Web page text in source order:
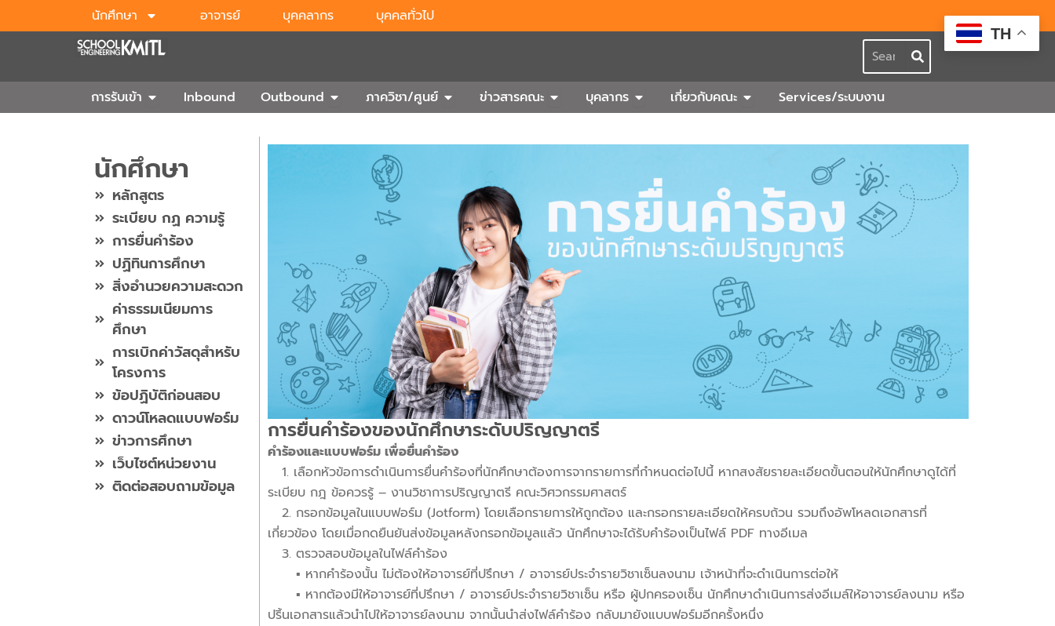
to
นักศึกษา อาจารย์ บุคคลากร บุคคลทั่วไป
Search
การรับเข้า Open การรับเข้า
Inbound Outbound Open Outbound
ภาควิชา/ศูนย์ Open ภาควิชา/ศูนย์
ข่าวสารคณะ Open ข่าวสารคณะ
บุคลากร Open บุคลากร
เกี่ยวกับคณะ Open เกี่ยวกับคณะ
Services/ระบบงาน
นักศึกษา
หลักสูตร
ระเบียบ กฏ ความรู้
การยื่นคำร้อง
ปฏิทินการศึกษา
สิ่งอำนวยความสะดวก
ค่าธรรมเนียมการ
ศึกษา
การเบิกค่าวัสดุสำหรับ
โครงการ
ข้อปฏิบัติก่อนสอบ
ดาวน์โหลดแบบฟอร์ม
ข่าวการศึกษา
เว็บไซต์หน่วยงาน
ติดต่อสอบถามข้อมูล
การยื่นคำร้องของนักศึกษาระดับปริญญาตรี
คำร้องและแบบฟอร์ม เพื่อยื่นคำร้อง
1. เลือกหัวข้อการดำเนินการยื่นคำร้องที่นักศึกษาต้องการจากรายการที่กำหนดต่อไปนี้ หากสงสัยรายละเอียดขั้นตอนให้นักศึกษาดูได้ที่
ระเบียบ กฎ ข้อควรรู้ – งานวิชาการปริญญาตรี คณะวิศวกรรมศาสตร์
2. กรอกข้อมูลในแบบฟอร์ม (Jotform) โดยเลือกรายการให้ถูกต้อง และกรอกรายละเอียดให้ครบถ้วน รวมถึงอัพโหลดเอกสารที่
เกี่ยวข้อง โดยเมื่อกดยืนยันส่งข้อมูลหลังกรอกข้อมูลแล้ว นักศึกษาจะได้รับคำร้องเป็นไฟล์ PDF ทางอีเมล
3. ตรวจสอบข้อมูลในไฟล์คำร้อง
▪︎ หากคำร้องนั้น ไม่ต้องให้อาจารย์ที่ปรึกษา / อาจารย์ประจำรายวิชาเซ็นลงนาม เจ้าหน้าที่จะดำเนินการต่อให้
▪︎ หากต้องมีให้อาจารย์ที่ปรึกษา / อาจารย์ประจำรายวิชาเซ็น หรือ ผู้ปกครองเซ็น นักศึกษาดำเนินการส่งอีเมล์ให้อาจารย์ลงนาม หรือ
ปริ้นเอกสารแล้วนำไปให้อาจารย์ลงนาม จากนั้นนำส่งไฟล์คำร้อง กลับมายังแบบฟอร์มอีกครั้งหนึ่ง
TH